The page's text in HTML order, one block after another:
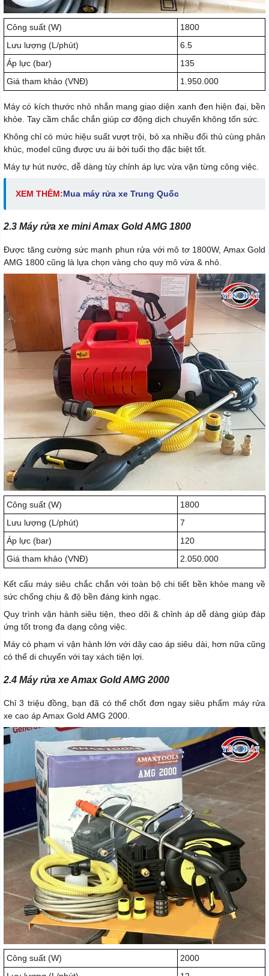
Công suất (W)
1800
Lưu lượng (L/phút)
6.5
Áp lực (bar)
135
Giá tham khảo (VNĐ)
1.950.000
Máy có kích thước nhỏ nhắn mang giao diện xanh đen hiện đại, bền
khỏe. Tay cầm chắc chắn giúp cơ động dịch chuyển không tốn sức.
Không chỉ có mức hiệu suất vượt trội, bỏ xa nhiều đối thủ cùng phân
khúc, model cũng được ưu ái bởi tuổi thọ đặc biệt tốt.
Máy tự hút nước, dễ dàng tùy chỉnh áp lực vừa vặn từng công việc.
XEM THÊM:Mua máy rửa xe Trung Quốc
2.3 Máy rửa xe mini Amax Gold AMG 1800
Được tăng cường sức mạnh phun rửa với mô tơ 1800W, Amax Gold
AMG 1800 cũng là lựa chọn vàng cho quy mô vừa & nhỏ.
Công suất (W)
1800
Lưu lượng (L/phút)
7
Áp lực (bar)
120
Giá tham khảo (VNĐ)
2.050.000
Kết cấu máy siêu chắc chắn với toàn bộ chi tiết bền khỏe mang về
sức chống chịu & độ bền đáng kinh ngạc.
Quy trình vận hành siêu tiện, theo dõi & chỉnh áp dễ dàng giúp đáp
ứng tốt trong đa dạng công việc.
Máy có phạm vi vận hành lớn với dây cao áp siêu dài, hơn nữa cũng
có thể di chuyển với tay xách tiện lợi.
2.4 Máy rửa xe Amax Gold AMG 2000
Chỉ 3 triệu đồng, bạn đã có thể chốt đơn ngay siêu phẩm máy rửa
xe cao áp Amax Gold AMG 2000.
Công suất (W)
2000